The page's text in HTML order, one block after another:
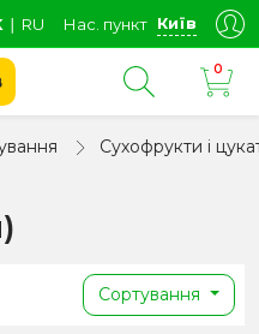
∣ RU Нас. пункт Київ
0
Сухофрукти і
Сортування